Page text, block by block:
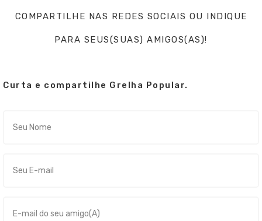
COMPARTILHE NAS REDES SOCIAIS OU INDIQUE
PARA SEUS(SUAS) AMIGOS(AS)!
Curta e compartilhe Grelha Popular.